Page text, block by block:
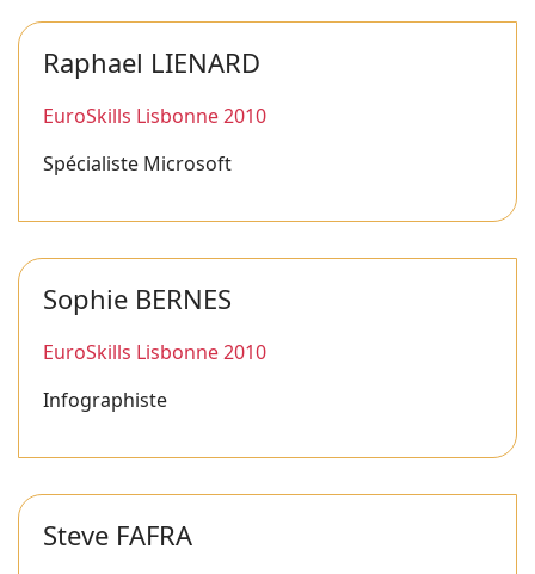
Raphael LIENARD
EuroSkills Lisbonne 2010
Spécialiste Microsoft
Sophie BERNES
EuroSkills Lisbonne 2010
Infographiste
Steve FAFRA